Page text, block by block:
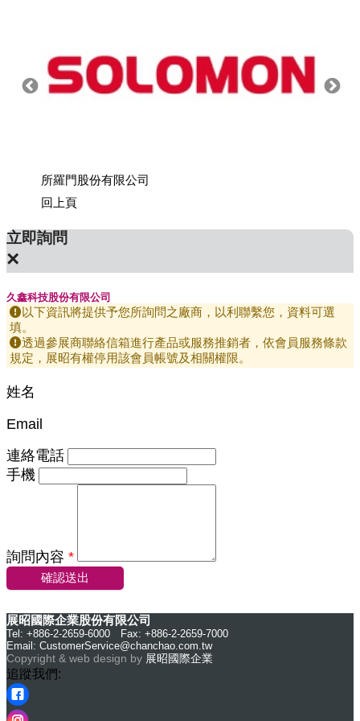
所羅門股份有限公司
回上頁
立即詢問
×
久鑫科技股份有限公司
以下資訊將提供予您所詢問之廠商，以利聯繫您，資料可選
填。
透過參展商聯絡信箱進行產品或服務推銷者，依會員服務條款
規定，展昭有權停用該會員帳號及相關權限。
姓名
Email
連絡電話
手機
詢問內容 *
確認送出
展昭國際企業股份有限公司
Tel: +886-2-2659-6000 Fax: +886-2-2659-7000
Email: CustomerService@chanchao.com.tw
Copyright & web design by 展昭國際企業
追蹤我們: